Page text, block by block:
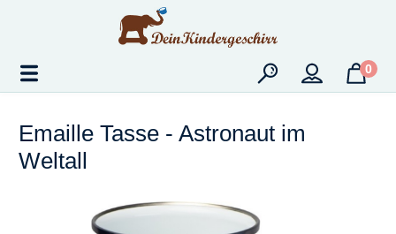
Zum Hauptinhalt springen
0
Emaille Tasse - Astronaut im
Weltall
Bildergalerie überspringen